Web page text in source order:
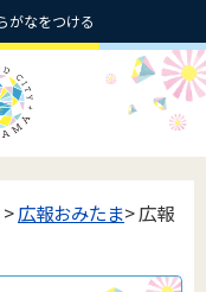
がなをつける
>広報おみたま> 広報